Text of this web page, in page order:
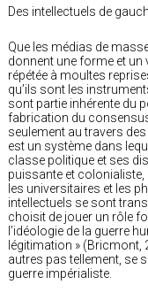
Des intellectuels de
Que les médias de
donnent une forme et un
répétée à moultes
qu’ils sont les
sont partie inhérente du
fabrication du
seulement au travers
est un système dans
classe politique et ses
puissante et colonialiste,
les universitaires et les
intellectuels se sont
choisit de jouer un rôle
l’idéologie de la guerre
légitimation »
autres pas tellement, se
guerre impérialiste.